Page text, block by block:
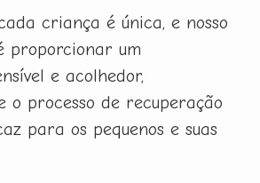
criança é única, e nosso
proporcionar um
e acolhedor,
o processo de recuperação
para os pequenos e suas